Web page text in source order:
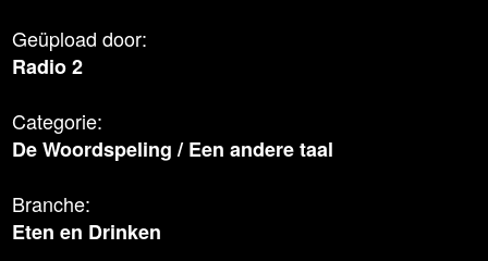
Geüpload door:
Radio 2
Categorie:
De Woordspeling /Een andere taal
Branche:
Eten en Drinken